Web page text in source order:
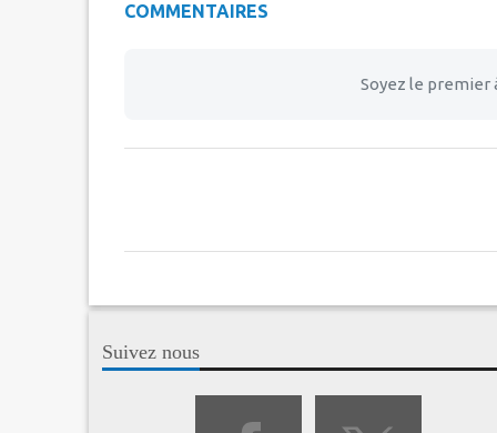
COMMENTAIRES
Soyez le premier
Suivez nous